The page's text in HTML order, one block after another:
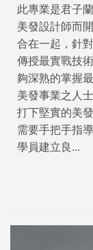
此專業是君子
美發設計師而
合在一起，針
傳授最實戰技
夠深熟的掌握
美發事業之人
打下堅實的美
需要手把手指
學員建立良...